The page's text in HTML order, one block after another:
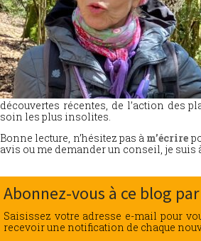
découvertes récentes, de l’action des
soin les plus insolites.
Bonne lecture, n’hésitez pas à m’écrire
avis ou me demander un conseil, je suis
Abonnez-vous à ce blog
Saisissez votre adresse e-mail pour
recevoir une notification de chaque